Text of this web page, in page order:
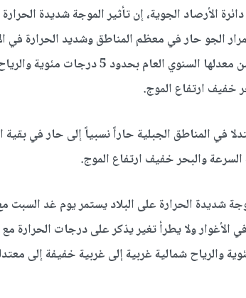
الأرصاد الجوية، إن تأثير الموجة شديدة
الجو حار في معظم المناطق وشديد الحرارة في
الحرارة مع بقائها أعلى من معدلها
خفيف ارتفاع الموج.
في المناطق الجبلية حاراً نسبياً إلى حار في بقية
والبحر خفيف ارتفاع الموج.
شديدة الحرارة على البلاد يستمر يوم غد
الأغوار ولا يطرأ تغير يذكر على درجات الحرارة
5 درجات مئوية والرياح شمالية غربية إلى غربية خفيفة